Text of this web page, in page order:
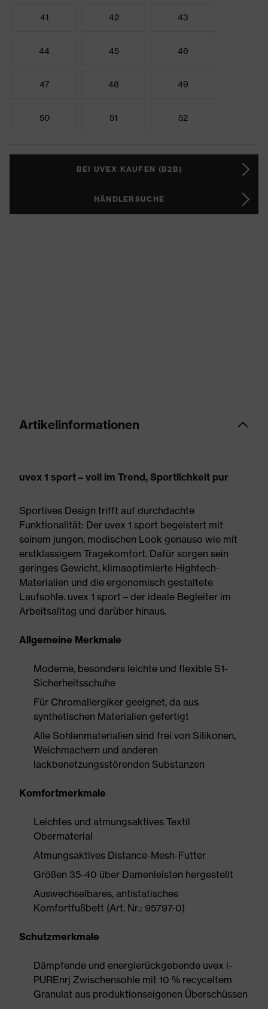
41 42 43
44 45 46
47 48 49
50 51 52
BEI UVEX KAUFEN (B2B)
HÄNDLERSUCHE
Artikelinformationen
uvex 1 sport – voll im Trend, Sportlichkeit pur
Sportives Design trifft auf durchdachte
Funktionalität: Der uvex 1 sport begeistert mit
seinem jungen, modischen Look genauso wie mit
erstklassigem Tragekomfort. Dafür sorgen sein
geringes Gewicht, klimaoptimierte Hightech-
Materialien und die ergonomisch gestaltete
Laufsohle. uvex 1 sport – der ideale Begleiter im
Arbeitsalltag und darüber hinaus.
Allgemeine Merkmale
Moderne, besonders leichte und flexible S1-
Sicherheitsschuhe
Für Chromallergiker geeignet, da aus
synthetischen Materialien gefertigt
Alle Sohlenmaterialien sind frei von Silikonen,
Weichmachern und anderen
lackbenetzungsstörenden Substanzen
Komfortmerkmale
Leichtes und atmungsaktives Textil
Obermaterial
Atmungsaktives Distance-Mesh-Futter
Größen 35-40 über Damenleisten hergestellt
Auswechselbares, antistatisches
Komfortfußbett (Art. Nr.: 95797-0)
Schutzmerkmale
Dämpfende und energierückgebende uvex i-
PUREnrj Zwischensohle mit 10 % recyceltem
Granulat aus produktionseigenen Überschüssen